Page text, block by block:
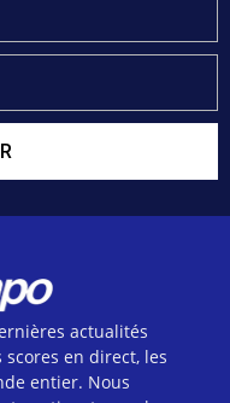
actualités
en direct, les
entier. Nous